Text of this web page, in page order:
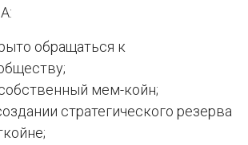
обращаться к
мем-койн;
стратегического резерва